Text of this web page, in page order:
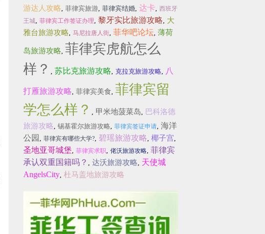
游达人攻略, 菲律宾旅游, 菲律宾结婚, 达卡, 西班牙
王城, 菲律宾工作签证办理, 黎牙实比旅游攻略, 大
雅台旅游攻略, 马尼拉唐人街, 菲华吧论坛, 薄荷
岛旅游攻略, 菲律宾虎航怎么
样？ , 苏比克旅游攻略, 克拉克旅游攻略, 八
打雁旅游攻略, 菲律宾美食, 菲律宾留
学怎么样？ , 甲米地菠菜岛, 巴科洛德
旅游攻略, 锡基霍尔旅游攻略, 菲律宾签证申请, 海洋
公园 , 菲律宾有哪些大学?, 碧瑶旅游攻略, 椰子宫,
圣地亚哥城堡, 菲律宾求职, 佬沃旅游攻略, 菲律宾
承认双重国籍吗？ , 达沃旅游攻略, 天使城
AngelsCity, 杜马盖地旅游攻略